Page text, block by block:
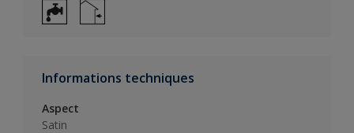
Informations techniques
Aspect
Satin